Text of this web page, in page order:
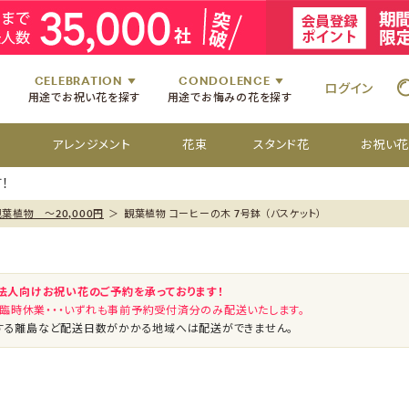
CELEBRATION
用途でお祝い花を探す
のお花
のお花
楽屋見舞いのお花
個展・展覧会のお花
CONDOLENCE
用途でお悔みの花を探す
四十九日のお供え花
百か日のお供え花
お彼岸のお供え花
供花[通夜・葬儀・告別式]
ログイン
アレンジメント 花束 スタンド花 お祝い花
葉植物 ～20,000円 ＞ 観葉植物 コーヒーの木 7号鉢 （バスケット）
人向けお祝い花のご予約を承っております！
時休業・・・いずれも事前予約受付済分のみ配送いたします。
離島など配送日数がかかる地域へは配送ができません。